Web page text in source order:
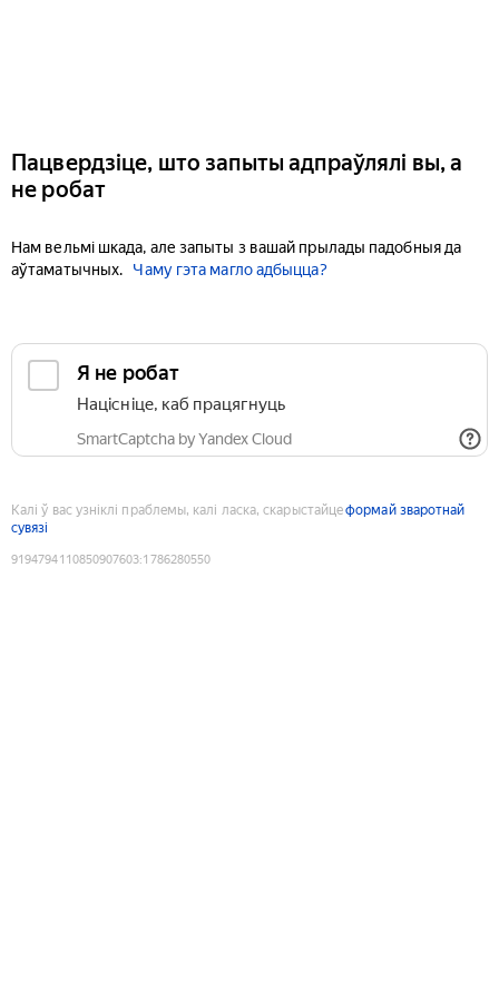
Пацвердзіце, што запыты адпраўлялі вы, а
не робат
Нам вельмі шкада, але запыты з вашай прылады падобныя да
аўтаматычных.
Чаму гэта магло адбыцца?
Я не робат
Націсніце, каб працягнуць
SmartCaptcha by Yandex Cloud
Калі ў вас узніклі праблемы, калі ласка, скарыстайцеформай зваротнай
сувязі
9194794110850907603:1786280550